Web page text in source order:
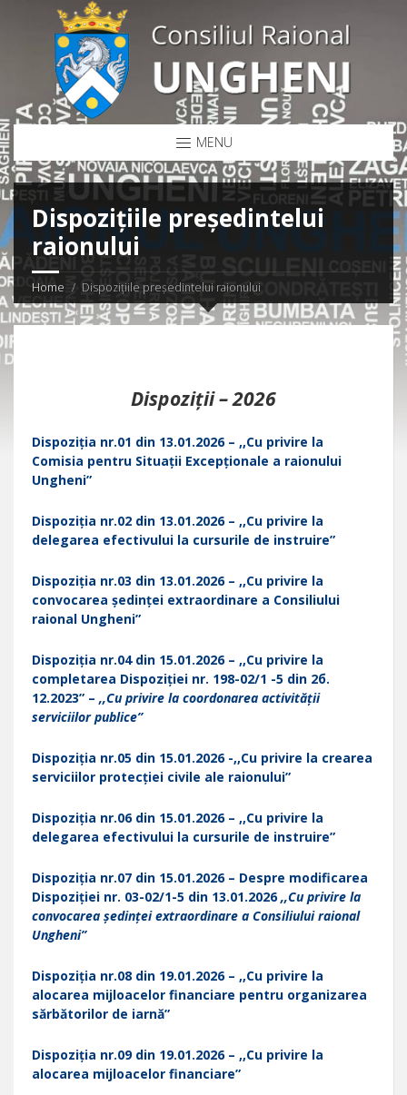
MENU
Dispozițiile președintelui
raionului
Home Dispozițiile președintelui raionului
Dispoziții – 2026
Dispoziția nr.01 din 13.01.2026 – ,,Cu privire la
Comisia pentru Situații Excepționale a raionului
Ungheni”
Dispoziția nr.02 din 13.01.2026 – ,,Cu privire la
delegarea efectivului la cursurile de instruire”
Dispoziția nr.03 din 13.01.2026 – ,,Cu privire la
convocarea ședinței extraordinare a Consiliului
raional Ungheni”
Dispoziția nr.04 din 15.01.2026 – ,,Cu privire la
completarea Dispoziției nr. 198-02/1 -5 din 2б.
12.2023” – ,,Сu privire la сооrdоnаrеа activității
serviciilor publice”
Dispoziția nr.05 din 15.01.2026 -,,Cu privire la crearea
serviciilor protecției civile ale raionului”
Dispoziția nr.06 din 15.01.2026 – ,,Cu privire la
delegarea efectivului la cursurile de instruire”
Dispoziția nr.07 din 15.01.2026 – Despre modificarea
Dispoziției nr. 03-02/1-5 din 13.01.2026,,Cu privire la
convocarea ședinței extraordinare a Consiliului raional
Ungheni”
Dispoziția nr.08 din 19.01.2026 – ,,Cu privire la
alocarea mijloacelor financiare pentru organizarea
sărbătorilor de iarnă”
Dispoziția nr.09 din 19.01.2026 – ,,Cu privire la
alocarea mijloacelor financiare”